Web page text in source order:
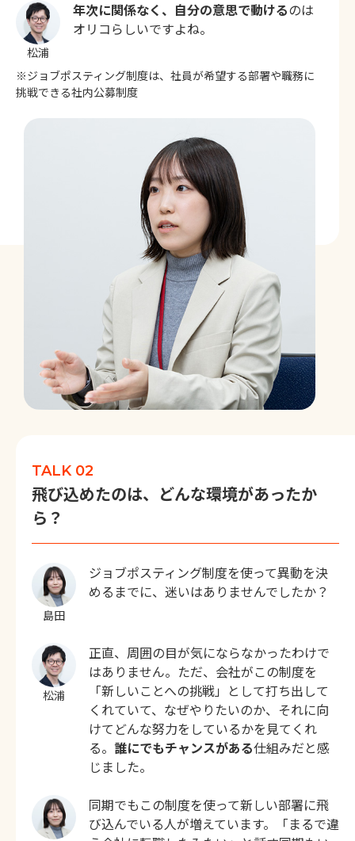
松浦
年次に関係なく、自分の意思で動けるのは
オリコらしいですよね。
※ジョブポスティング制度は、社員が希望する部署や職務に
挑戦できる社内公募制度
TALK 02
飛び込めたのは、どんな環境があったか
ら？
島田
ジョブポスティング制度を使って異動を決
めるまでに、迷いはありませんでしたか？
松浦
正直、周囲の目が気にならなかったわけで
はありません。ただ、会社がこの制度を
「新しいことへの挑戦」として打ち出して
くれていて、なぜやりたいのか、それに向
けてどんな努力をしているかを見てくれ
る。 誰にでもチャンスがある仕組みだと感
じました。
同期でもこの制度を使って新しい部署に飛
び込んでいる人が増えています。「まるで違